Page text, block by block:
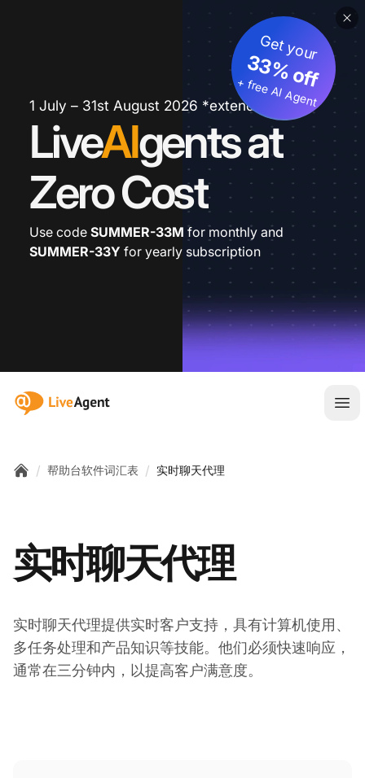
1 July – 31st August 2026 *extended
LiveAIgents at
Zero Cost
Get your
33% off
+ free AI Agent
Use code SUMMER-33M for monthly and
SUMMER-33Y for yearly subscription
:site.title
/ 帮助台软件词汇表 / 实时聊天代理
实时聊天代理
实时聊天代理提供实时客户支持，具有计算机使用、
多任务处理和产品知识等技能。他们必须快速响应，
通常在三分钟内，以提高客户满意度。